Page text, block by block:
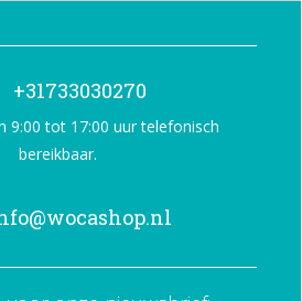
+31733030270
9:00 tot 17:00 uur telefonisch
bereikbaar.